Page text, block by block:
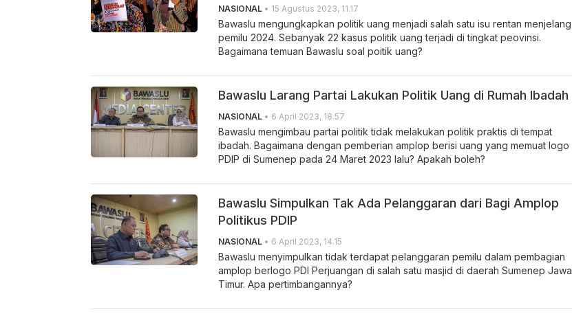
NASIONAL • 15 Agustus 2023, 11.17
Bawaslu mengungkapkan politik uang menjadi salah satu isu rentan menjelang
pemilu 2024. Sebanyak 22 kasus politik uang terjadi di tingkat peovinsi.
Bagaimana temuan Bawaslu soal poitik uang?
Bawaslu Larang Partai Lakukan Politik Uang di Rumah Ibadah
NASIONAL • 6 April 2023, 18.57
Bawaslu mengimbau partai politik tidak melakukan politik praktis di tempat
ibadah. Bagaimana dengan pemberian amplop berisi uang yang memuat logo
PDIP di Sumenep pada 24 Maret 2023 lalu? Apakah boleh?
Bawaslu Simpulkan Tak Ada Pelanggaran dari Bagi Amplop
Politikus PDIP
NASIONAL • 6 April 2023, 14.15
Bawaslu menyimpulkan tidak terdapat pelanggaran pemilu dalam pembagian
amplop berlogo PDI Perjuangan di salah satu masjid di daerah Sumenep Jawa
Timur. Apa pertimbangannya?